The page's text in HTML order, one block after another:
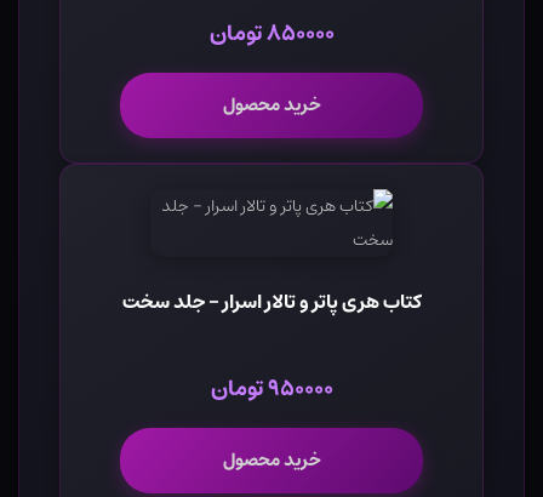
۸۵۰۰۰۰ تومان
خرید محصول
کتاب هری پاتر و تالار اسرار - جلد سخت
۹۵۰۰۰۰ تومان
خرید محصول